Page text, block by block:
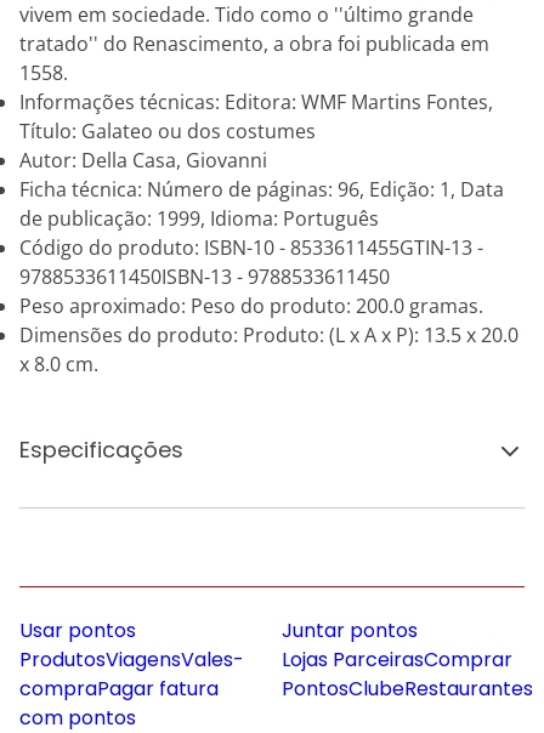
vivem em sociedade. Tido como o ''último grande
tratado'' do Renascimento, a obra foi publicada em
1558.
Informações técnicas: Editora: WMF Martins Fontes,
Título: Galateo ou dos costumes
Autor: Della Casa, Giovanni
Ficha técnica: Número de páginas: 96, Edição: 1, Data
de publicação: 1999, Idioma: Português
Código do produto: ISBN-10 - 8533611455GTIN-13 -
9788533611450ISBN-13 - 9788533611450
Peso aproximado: Peso do produto: 200.0 gramas.
Dimensões do produto: Produto: (L x A x P): 13.5 x 20.0
x 8.0 cm.
Especificações
Usar pontos
ProdutosViagensVales-
compraPagar fatura
com pontos
Juntar pontos
Lojas ParceirasComprar
PontosClubeRestaurantes